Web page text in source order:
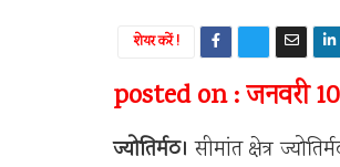
शेयर करें !
posted on : जनवरी
ज्योतिर्मठ। सीमांत क्षेत्र